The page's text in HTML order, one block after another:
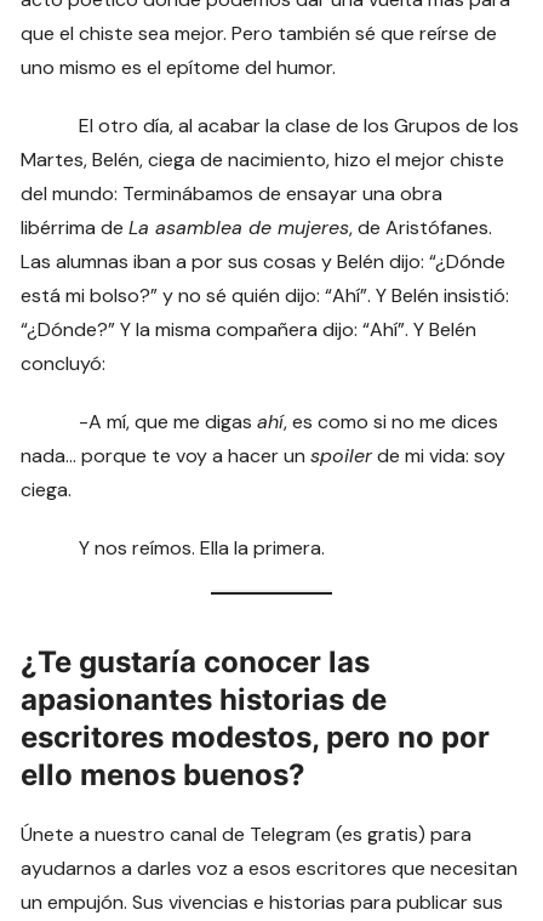
que el chiste sea mejor. Pero también sé que reírse de
uno mismo es el epítome del humor.
El otro día, al acabar la clase de los Grupos de los
Martes, Belén, ciega de nacimiento, hizo el mejor chiste
del mundo: Terminábamos de ensayar una obra
libérrima deLa asamblea de mujeres, de Aristófanes.
Las alumnas iban a por sus cosas y Belén dijo: “¿Dónde
está mi bolso?” y no sé quién dijo: “Ahí”. Y Belén insistió:
“¿Dónde?” Y la misma compañera dijo: “Ahí”. Y Belén
concluyó:
-A mí, que me digasahí, es como si no me dices
nada… porque te voy a hacer unspoilerde mi vida: soy
ciega.
Y nos reímos. Ella la primera.
¿Te gustaría conocer las
apasionantes historias de
escritores modestos, pero no por
ello menos buenos?
Únete a nuestro canal de Telegram (es gratis) para
ayudarnos a darles voz a esos escritores que necesitan
un empujón. Sus vivencias e historias para publicar sus